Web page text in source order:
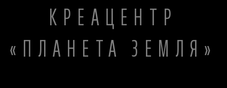
КРЕАЦЕНТР
«ПЛАНЕТА ЗЕМЛЯ»